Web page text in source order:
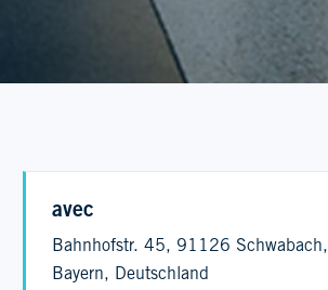
avec
Bahnhofstr. 45, 91126 Schwabach,
Bayern, Deutschland